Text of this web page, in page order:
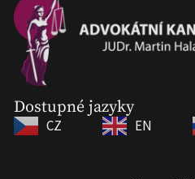
Dostupné jazyky
CZ EN